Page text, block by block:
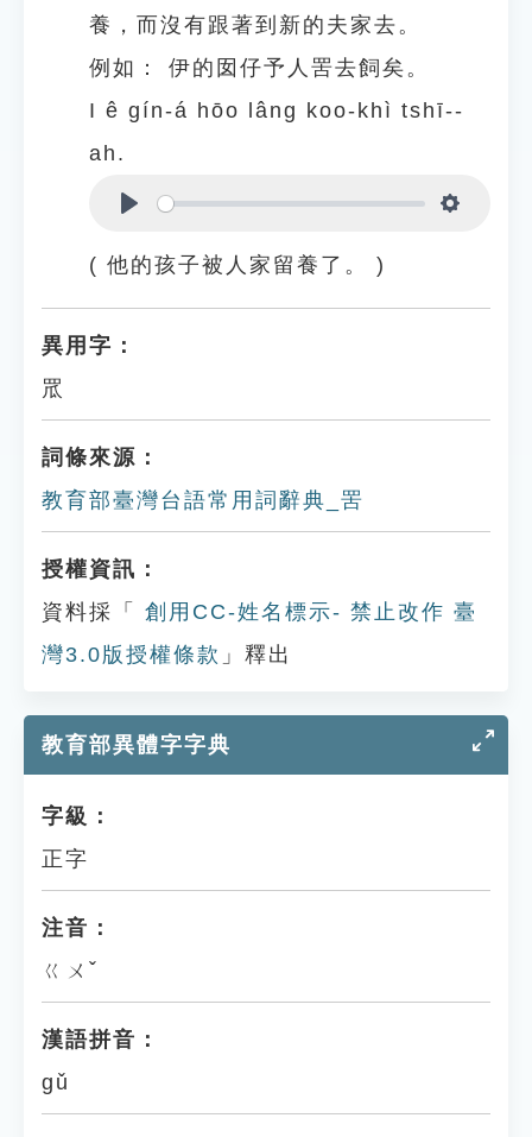
養，而沒有跟著到新的夫家去。
例如：
伊的囡仔予人罟去飼矣。
I ê gín-á hōo lâng koo-khì tshī--
ah.
( 他的孩子被人家留養了。 )
異用字：
罛
詞條來源：
教育部臺灣台語常用詞辭典_罟
授權資訊：
資料採「
創用CC-姓名標示- 禁止改作 臺
灣3.0版授權條款 」釋出
教育部異體字字典
字級：
正字
注音：
ㄍㄨˇ
漢語拼音：
gǔ